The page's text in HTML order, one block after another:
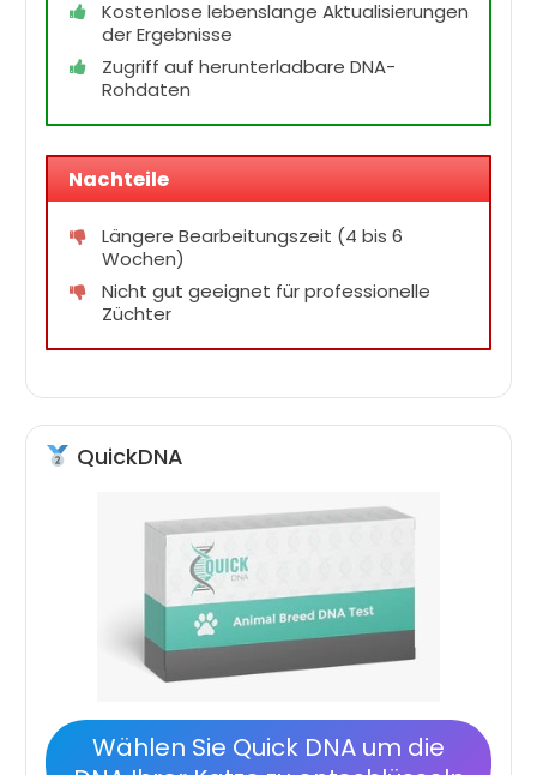
Kostenlose lebenslange Aktualisierungen
der Ergebnisse
Zugriff auf herunterladbare DNA-
Rohdaten
Nachteile
Längere Bearbeitungszeit (4 bis 6
Wochen)
Nicht gut geeignet für professionelle
Züchter
QuickDNA
Wählen Sie Quick DNA um die